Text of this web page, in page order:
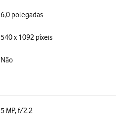
6,0 polegadas
540 x 1092 píxeis
Não
5 MP, f/2.2